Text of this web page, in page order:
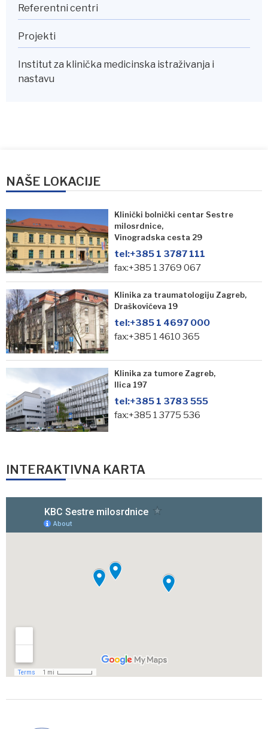
Referentni centri
Projekti
Institut za klinička medicinska istraživanja i
nastavu
NAŠE LOKACIJE
Klinički bolnički centar Sestre
milosrdnice,
Vinogradska cesta 29
tel:+385 1 3787 111
fax:+385 1 3769 067
Klinika za traumatologiju Zagreb,
Draškovićeva 19
tel:+385 1 4697 000
fax:+385 1 4610 365
Klinika za tumore Zagreb,
Ilica 197
tel:+385 1 3783 555
fax:+385 1 3775 536
INTERAKTIVNA KARTA